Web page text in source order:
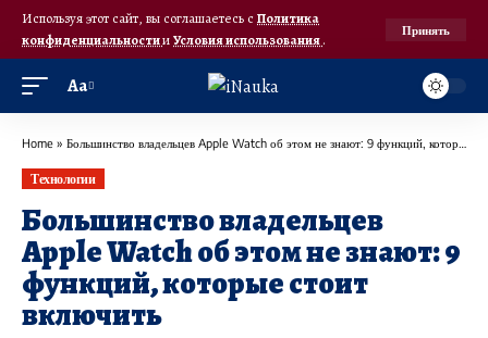
Используя этот сайт, вы соглашаетесь с Политика
конфиденциальностииУсловия использования.
Принять
Аа
Home » Большинство владельцев Apple Watch об этом не знают: 9 функций, которые стоит включить
Технологии
Большинство владельцев
Apple Watch об этом не знают: 9
функций, которые стоит
включить